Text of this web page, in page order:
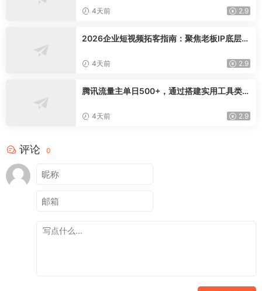
卷实现长效业绩增长
4天前 2.9
2026企业短视频拓客指南：聚焦老板IP底层逻
交完整获客链路
4天前 2.9
腾讯流量主单日500+，通过搭建实用工具类小
4天前 2.9
评论 0